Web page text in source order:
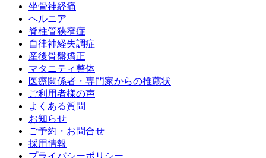
坐骨神経痛
ヘルニア
脊柱管狭窄症
自律神経失調症
産後骨盤矯正
マタニティ整体
医療関係者・専門家からの推薦状
ご利用者様の声
よくある質問
お知らせ
ご予約・お問合せ
採用情報
プライバシーポリシー